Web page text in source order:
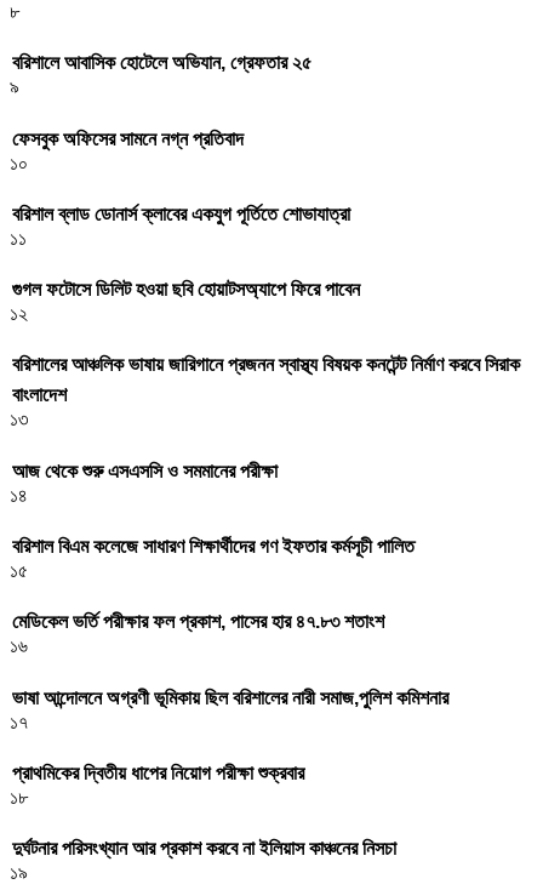
৮
বরিশালে আবাসিক হোটেলে অভিযান, গ্রেফতার ২৫
৯
ফেসবুক অফিসের সামনে নগ্ন প্রতিবাদ
১০
বরিশাল ব্লাড ডোনার্স ক্লাবের একযুগ পূর্তিতে শোভাযাত্রা
১১
গুগল ফটোসে ডিলিট হওয়া ছবি হোয়াটসঅ্যাপে ফিরে পাবেন
১২
বরিশালের আঞ্চলিক ভাষায় জারিগানে প্রজনন স্বাস্থ্য বিষয়ক কনটেন্ট নির্মাণ করবে সিরাক
বাংলাদেশ
১৩
আজ থেকে শুরু এসএসসি ও সমমানের পরীক্ষা
১৪
বরিশাল বিএম কলেজে সাধারণ শিক্ষার্থীদের গণ ইফতার কর্মসূচী পালিত
১৫
মেডিকেল ভর্তি পরীক্ষার ফল প্রকাশ, পাসের হার ৪৭.৮৩ শতাংশ
১৬
ভাষা আন্দোলনে অগ্রণী ভূমিকায় ছিল বরিশালের নারী সমাজ,পুলিশ কমিশনার
১৭
প্রাথমিকের দ্বিতীয় ধাপের নিয়োগ পরীক্ষা শুক্রবার
১৮
দুর্ঘটনার পরিসংখ্যান আর প্রকাশ করবে না ইলিয়াস কাঞ্চনের নিসচা
১৯